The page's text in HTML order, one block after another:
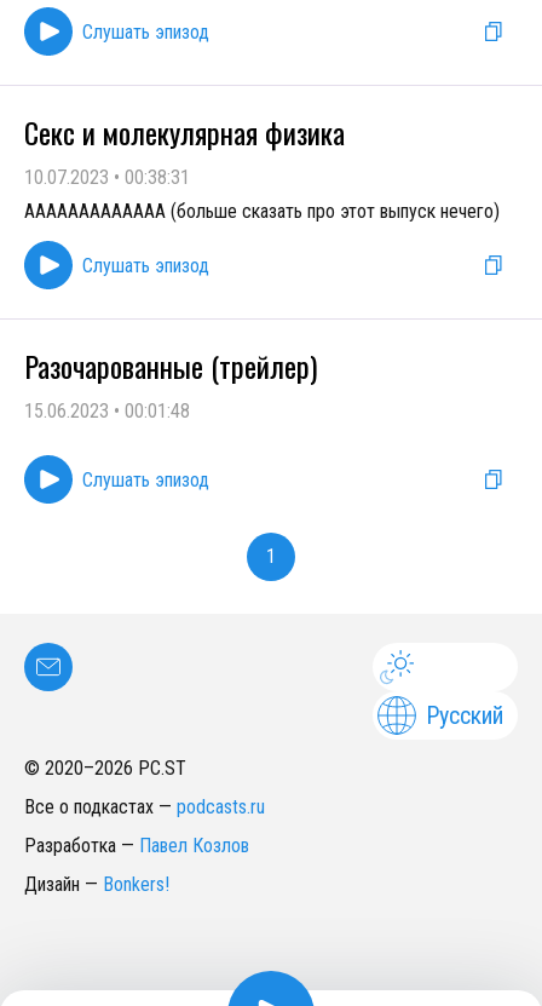
Слушать эпизод
Секс и молекулярная физика
10.07.2023 • 00:38:31
ААААААААААААА (больше сказать про этот выпуск нечего)
Слушать эпизод
Разочарованные (трейлер)
15.06.2023 • 00:01:48
Слушать эпизод
1
Русский
© 2020–2026 PC.ST
Все о подкастах — podcasts.ru
Разработка — Павел Козлов
Дизайн — Bonkers!